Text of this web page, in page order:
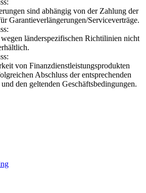
sind abhängig von der Zahlung der
Garantieverlängerungen/Serviceverträge.
länderspezifischen Richtilinien nicht
von Finanzdienstleistungsprodukten
Abschluss der entsprechenden
den geltenden Geschäftsbedingungen.